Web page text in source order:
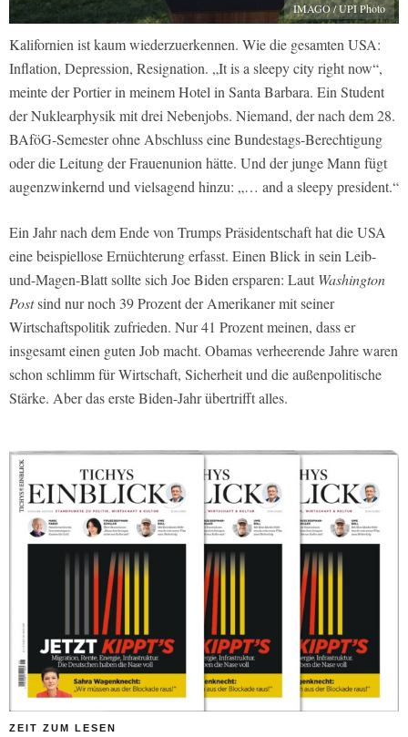
IMAGO / UPI Photo
Kalifornien ist kaum wiederzuerkennen. Wie die gesamten USA:
Inflation, Depression, Resignation. „It is a sleepy city right now“,
meinte der Portier in meinem Hotel in Santa Barbara. Ein Student
der Nuklearphysik mit drei Nebenjobs. Niemand, der nach dem 28.
BAföG-Semester ohne Abschluss eine Bundestags-Berechtigung
oder die Leitung der Frauenunion hätte. Und der junge Mann fügt
augenzwinkernd und vielsagend hinzu: „… and a sleepy president.“
Ein Jahr nach dem Ende von Trumps Präsidentschaft hat die USA
eine beispiellose Ernüchterung erfasst. Einen Blick in sein Leib-
und-Magen-Blatt sollte sich Joe Biden ersparen: Laut Washington
Postsind nur noch 39 Prozent der Amerikaner mit seiner
Wirtschaftspolitik zufrieden. Nur 41 Prozent meinen, dass er
insgesamt einen guten Job macht. Obamas verheerende Jahre waren
schon schlimm für Wirtschaft, Sicherheit und die außenpolitische
Stärke. Aber das erste Biden-Jahr übertrifft alles.
ZEIT ZUM LESEN